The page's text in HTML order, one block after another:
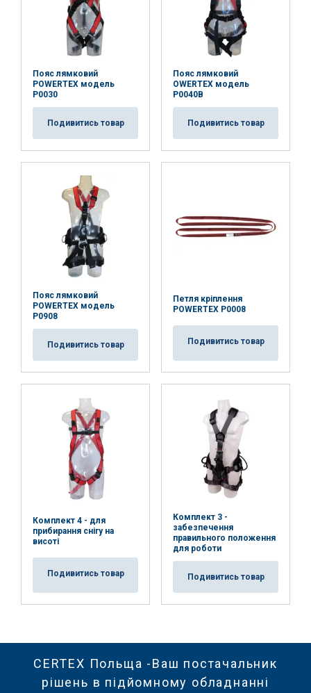
Пояс лямковий
POWERTEX модель
P0030
Подивитись товар
Пояс лямковий
OWERTEX модель
P0040B
Подивитись товар
Пояс лямковий
POWERTEX модель
P0908
Подивитись товар
Петля кріплення
POWERTEX P0008
Подивитись товар
Комплект 4 - для
прибирання снігу на
висоті
Подивитись товар
Комплект 3 -
забезпечення
правильного положення
для роботи
Подивитись товар
CERTEX Польща -Ваш постачальник
рішень в підйомному обладнанні
AKCEPTUJ WSZYSTKIE
ODRZUĆ WSZYSTKIE
POKAŻ SZCZEGÓŁY